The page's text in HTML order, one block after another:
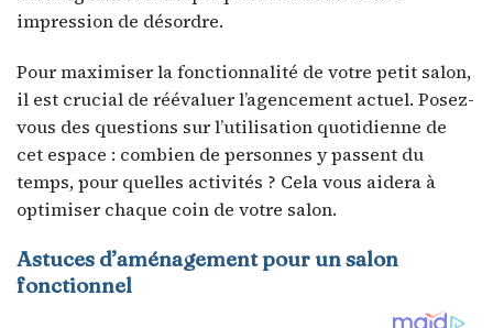
impression de désordre.
Pour maximiser la fonctionnalité de votre petit salon,
il est crucial de réévaluer l’agencement actuel. Posez-
vous des questions sur l’utilisation quotidienne de
cet espace : combien de personnes y passent du
temps, pour quelles activités ? Cela vous aidera à
optimiser chaque coin de votre salon.
Astuces d’aménagement pour un salon
fonctionnel